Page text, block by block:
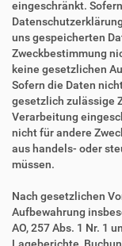
eingeschränkt.
uns gespeicherten
Zweckbestimmung
keine gesetzlichen
Sofern die Daten
gesetzlich zulässige
Verarbeitung
nicht für andere
aus handels- oder
müssen.
Nach gesetzlichen
Aufbewahrung
AO, 257 Abs. 1 Nr. 1